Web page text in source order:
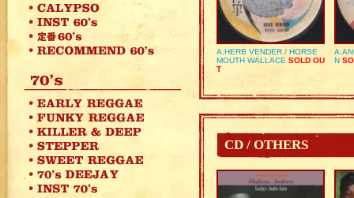
A:HERB VENDER / HORSE
MOUTH WALLACE SOLD OU
T
N
CD / OTHERS